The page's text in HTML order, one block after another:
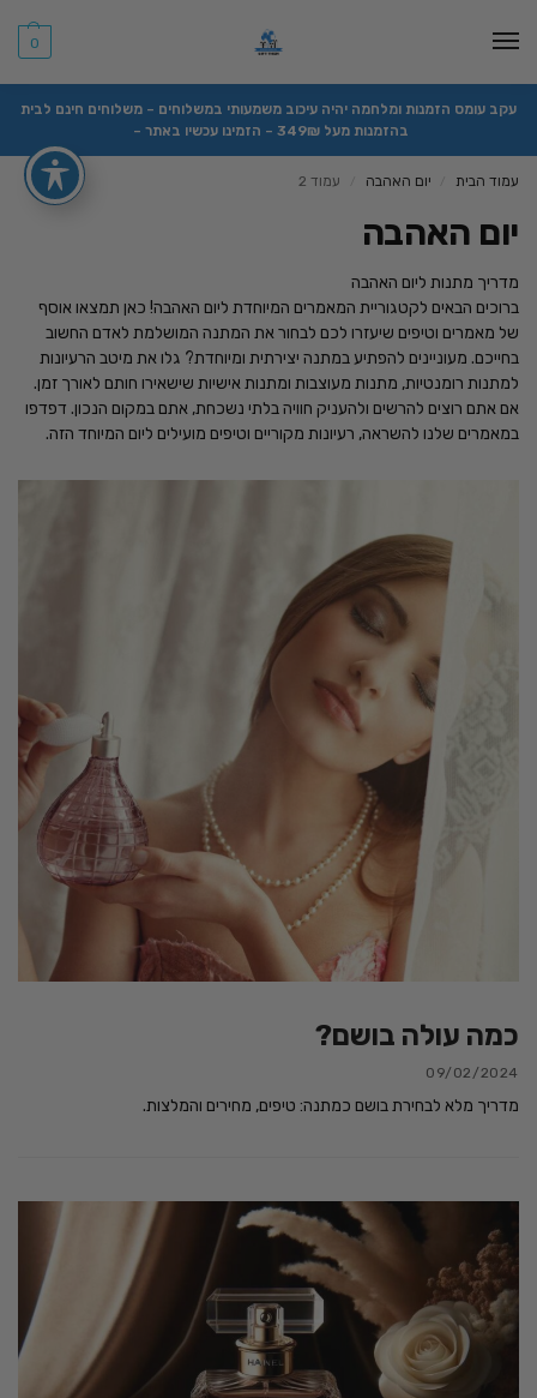
0
עקב עומס הזמנות ומלחמה יהיה עיכוב משמעותי במשלוחים – משלוחים חינם לבית
בהזמנות מעל 349₪ – הזמינו עכשיו באתר –
עמוד הבית יום האהבה עמוד 2
יום האהבה
מדריך מתנות ליום האהבה
ברוכים הבאים לקטגוריית המאמרים המיוחדת ליום האהבה! כאן תמצאו אוסף
של מאמרים וטיפים שיעזרו לכם לבחור את המתנה המושלמת לאדם החשוב
בחייכם. מעוניינים להפתיע במתנה יצירתית ומיוחדת? גלו את מיטב הרעיונות
למתנות רומנטיות, מתנות מעוצבות ומתנות אישיות שישאירו חותם לאורך זמן.
אם אתם רוצים להרשים ולהעניק חוויה בלתי נשכחת, אתם במקום הנכון. דפדפו
במאמרים שלנו להשראה, רעיונות מקוריים וטיפים מועילים ליום המיוחד הזה.
כמה עולה בושם?
09/02/2024
מדריך מלא לבחירת בושם כמתנה: טיפים, מחירים והמלצות.